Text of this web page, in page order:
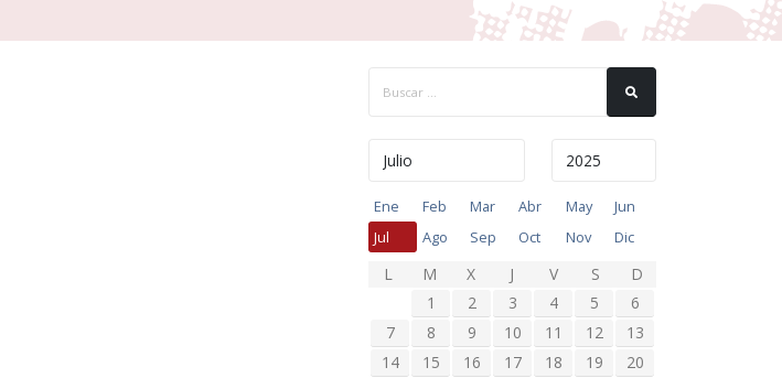
Ene Feb Mar Abr May
Jun
Jul
Ago Sep Oct Nov Dic
L M X J V S
D
1
2 3 4 5
6
7
8 9 10 11 12
13
14
15 16 17 18 19
20